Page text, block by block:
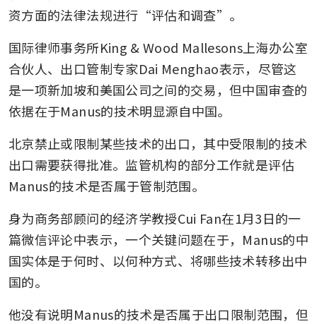
资方面的法律法规进行“评估和调查”。
国际律师事务所King & Wood Mallesons上海办公室
合伙人、出口管制专家Dai Menghao表示，尽管这
是一项新加坡和美国公司之间的交易，但中国审查的
依据在于Manus的技术明显源自中国。
北京禁止或限制某些技术的出口，其中受限制的技术
出口需要获得批准。监管机构的部分工作就是评估
Manus的技术是否属于管制范围。
身为商务部顾问的经济学教授Cui Fan在1月3日的一
篇微信评论中表示，一个关键问题在于，Manus的中
国实体是于何时、以何种方式、将哪些技术转移出中
国的。
他没有说明Manus的技术是否属于出口限制范围，但